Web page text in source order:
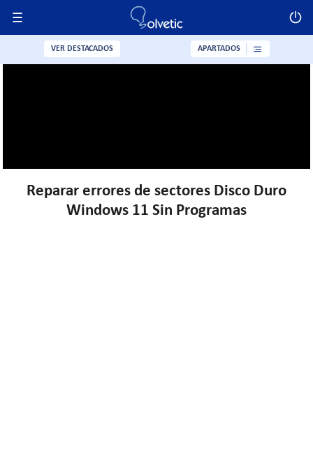
Reparar errores de sectores Disco Duro
Windows 11 Sin Programas
VER DESTACADOS APARTADOS